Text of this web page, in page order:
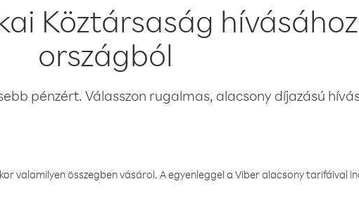
Köztársaság
országból
pénzért. Válasszon rugalmas, alacsony díjazású
valamilyen összegben vásárol. A egyenleggel a Viber alacsony tarifáival